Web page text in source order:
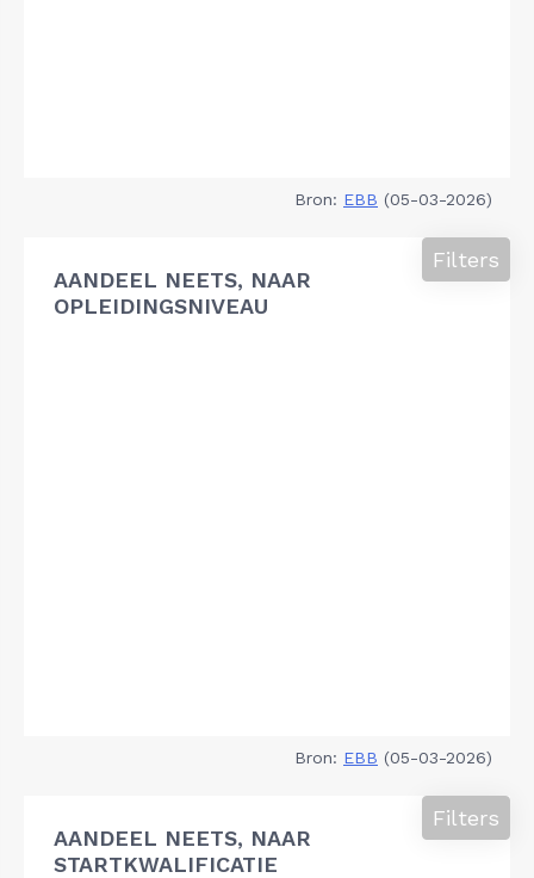
Bron: EBB (05-03-2026)
AANDEEL NEETS, NAAR
OPLEIDINGSNIVEAU
Filters
Bron: EBB (05-03-2026)
AANDEEL NEETS, NAAR
STARTKWALIFICATIE
Filters